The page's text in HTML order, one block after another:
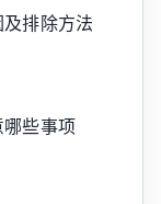
排除方法
些事项